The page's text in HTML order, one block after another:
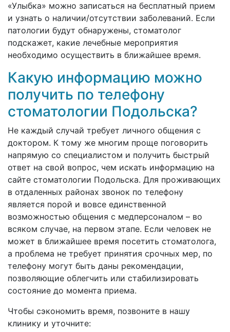
«Улыбка» можно записаться на бесплатный прием
и узнать о наличии/отсутствии заболеваний. Если
патологии будут обнаружены, стоматолог
подскажет, какие лечебные мероприятия
необходимо осуществить в ближайшее время.
Какую информацию можно
получить по телефону
стоматологии Подольска?
Не каждый случай требует личного общения с
доктором. К тому же многим проще поговорить
напрямую со специалистом и получить быстрый
ответ на свой вопрос, чем искать информацию на
сайте стоматологии Подольска. Для проживающих
в отдаленных районах звонок по телефону
является порой и вовсе единственной
возможностью общения с медперсоналом – во
всяком случае, на первом этапе. Если человек не
может в ближайшее время посетить стоматолога,
а проблема не требует принятия срочных мер, по
телефону могут быть даны рекомендации,
позволяющие облегчить или стабилизировать
состояние до момента приема.
Чтобы сэкономить время, позвоните в нашу
клинику и уточните: